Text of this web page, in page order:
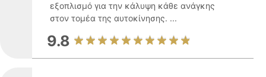
εξοπλισμό για την κάλυψη κάθε ανάγκης
στον τομέα της αυτοκίνησης. ...
9.8